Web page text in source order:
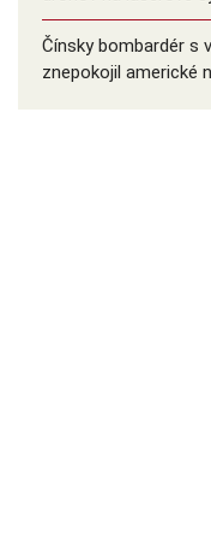
Čínsky bombardér s
znepokojil americké